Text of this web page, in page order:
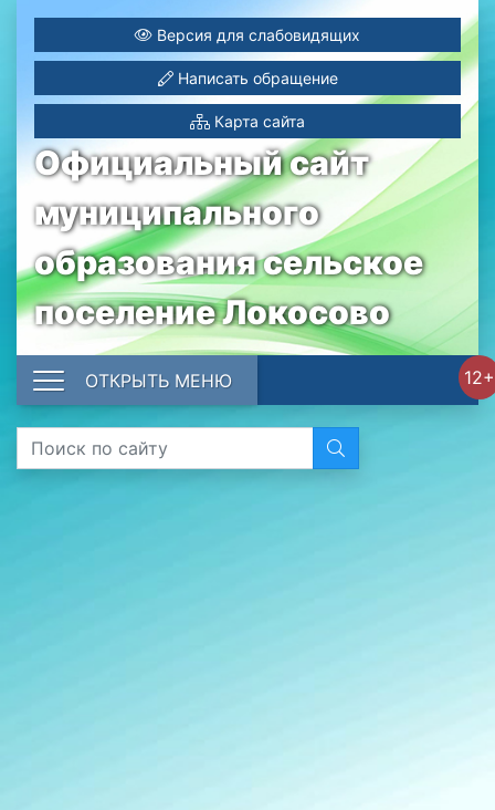
Официальный сайт
муниципального
образования сельское
поселение Локосово
Версия для слабовидящих
Написать обращение
Карта сайта
12+
ОТКРЫТЬ МЕНЮ